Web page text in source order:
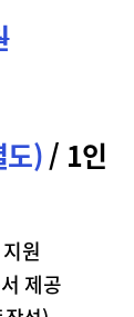
도)/ 1인
원
제공